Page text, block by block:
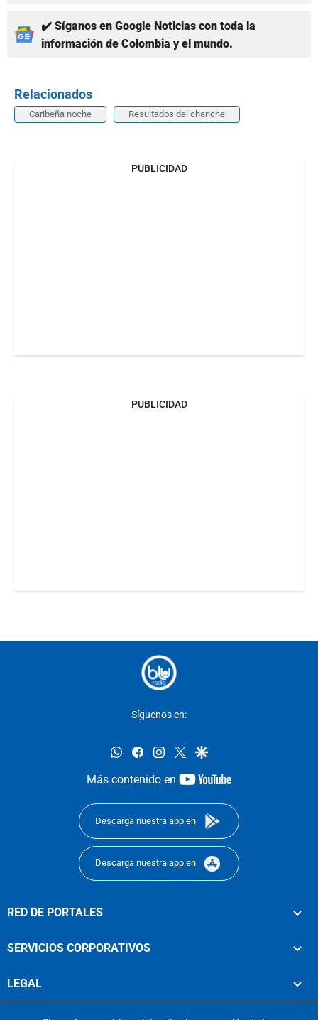
✔️ Síganos en Google Noticias con toda la
información de Colombia y el mundo.
Relacionados
Caribeña noche Resultados del chanche
PUBLICIDAD
PUBLICIDAD
Síguenos en:
whatsappfacebookinstagram
twittergoogle
Más contenido en
youtube-
Descarga nuestra app en
Descarga nuestra app en
RED DE PORTALES
SERVICIOS CORPORATIVOS
LEGAL